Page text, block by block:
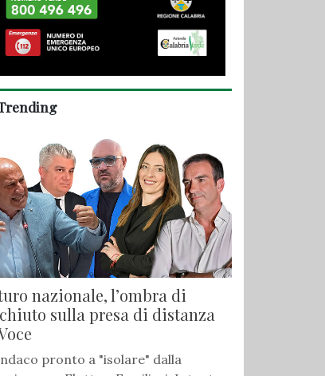
nazionale, l’ombra di
sulla presa di distanza
pronto a "isolare" dalla